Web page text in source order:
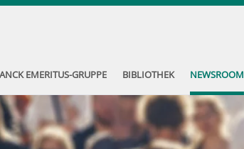
EMERITUS-GRUPPE BIBLIOTHEK NEWSROOM